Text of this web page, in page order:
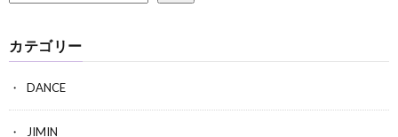
カテゴリー
DANCE
JIMIN